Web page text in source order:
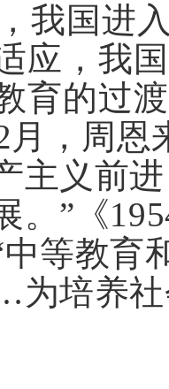
我国进
应，我
育的过
月，周
主义前
。”《
等教育
培养社